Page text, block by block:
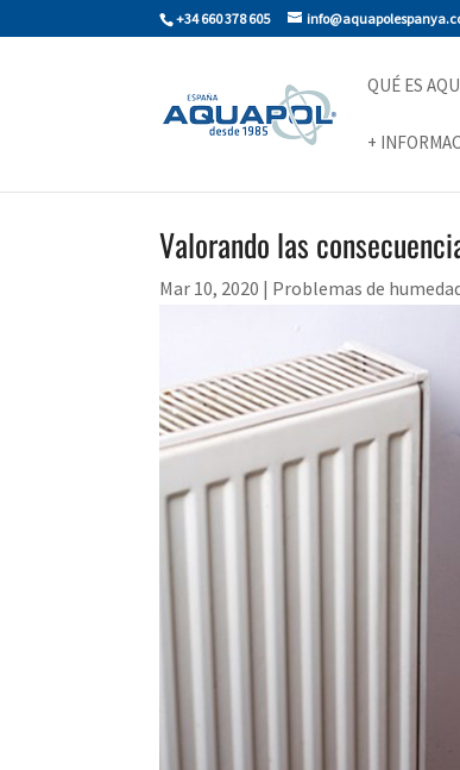
+34 660 378 605
QUÉ ES
+
Valorando las
Mar 10, 2020 | Problemas de